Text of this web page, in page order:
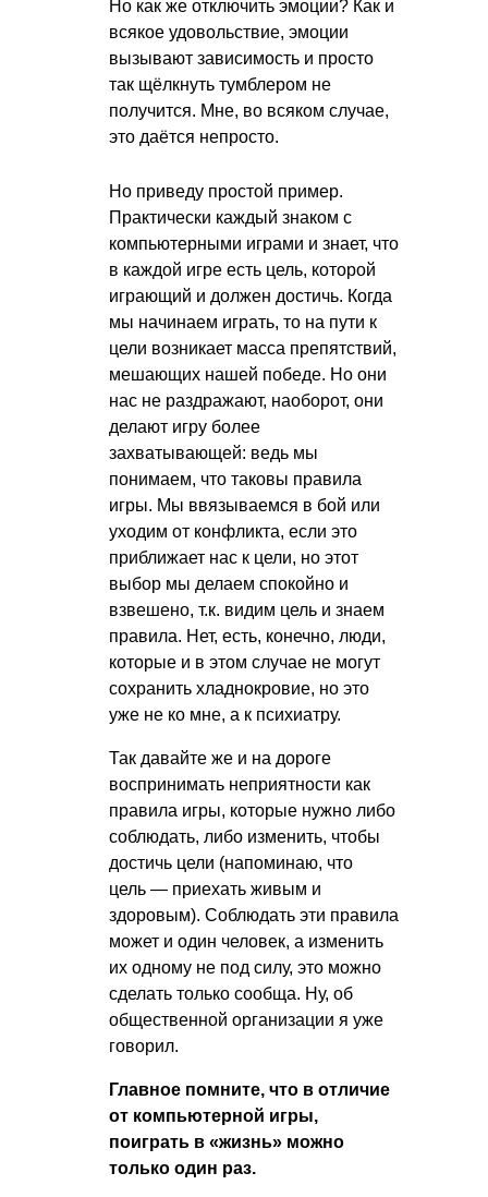
Но как же отключить эмоции? Как и
всякое удовольствие, эмоции
вызывают зависимость и просто
так щёлкнуть тумблером не
получится. Мне, во всяком случае,
это даётся непросто.
Но приведу простой пример.
Практически каждый знаком с
компьютерными играми и знает, что
в каждой игре есть цель, которой
играющий и должен достичь. Когда
мы начинаем играть, то на пути к
цели возникает масса препятствий,
мешающих нашей победе. Но они
нас не раздражают, наоборот, они
делают игру более
захватывающей: ведь мы
понимаем, что таковы правила
игры. Мы ввязываемся в бой или
уходим от конфликта, если это
приближает нас к цели, но этот
выбор мы делаем спокойно и
взвешено, т.к. видим цель и знаем
правила. Нет, есть, конечно, люди,
которые и в этом случае не могут
сохранить хладнокровие, но это
уже не ко мне, а к психиатру.
Так давайте же и на дороге
воспринимать неприятности как
правила игры, которые нужно либо
соблюдать, либо изменить, чтобы
достичь цели (напоминаю, что
цель — приехать живым и
здоровым). Соблюдать эти правила
может и один человек, а изменить
их одному не под силу, это можно
сделать только сообща. Ну, об
общественной организации я уже
говорил.
Главное помните, что в отличие
от компьютерной игры,
поиграть в «жизнь» можно
только один раз.